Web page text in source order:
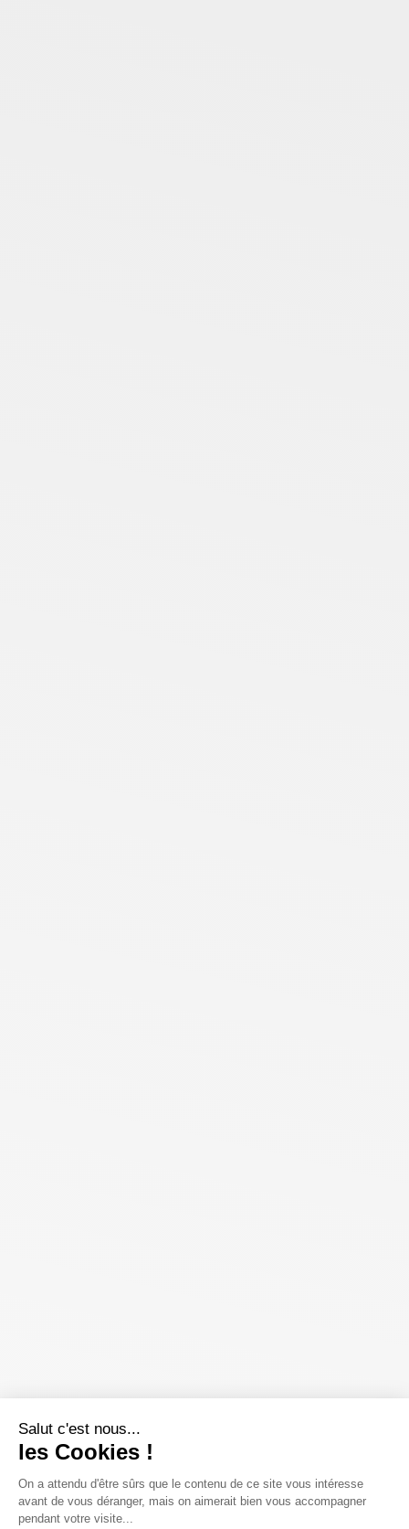
Salut c'est nous...
les Cookies !
On a attendu d'être sûrs que le contenu de ce site vous intéresse
avant de vous déranger, mais on aimerait bien vous accompagner
pendant votre visite...